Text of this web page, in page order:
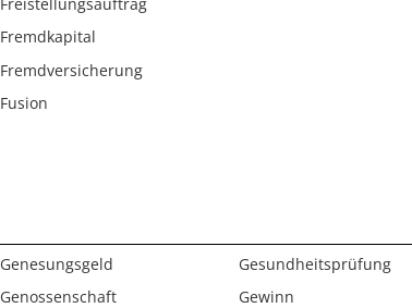
Fremdkapital
Fremdversicherung
Fusion
Genesungsgeld
Genossenschaft
Gesundheitsprüfung
Gewinn